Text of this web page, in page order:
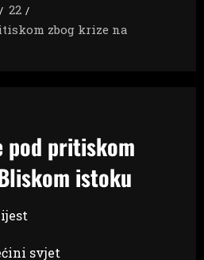
22
zbog krize na
pod pritiskom
istoku
svjet